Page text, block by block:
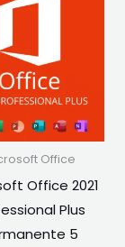
Office
Office 2021
Plus
5